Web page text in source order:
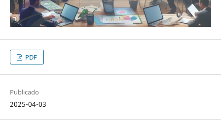
PDF
Publicado
2025-04-03